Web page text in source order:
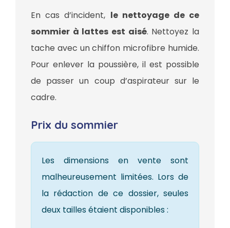
En cas d’incident, le nettoyage de ce
sommier à lattes est aisé. Nettoyez la
tache avec un chiffon microfibre humide.
Pour enlever la poussière, il est possible
de passer un coup d’aspirateur sur le
cadre.
Prix du sommier
Les dimensions en vente sont
malheureusement limitées. Lors de
la rédaction de ce dossier, seules
deux tailles étaient disponibles :